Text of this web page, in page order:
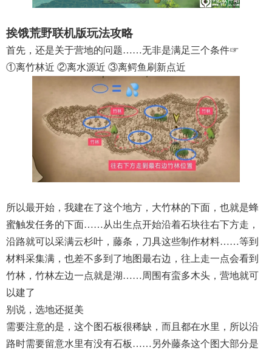
挨饿荒野联机版玩法攻略
首先，还是关于营地的问题……无非是满足三个条件☞
①离竹林近 ②离水源近 ③离鳄鱼刷新点近
所以最开始，我建在了这个地方，大竹林的下面，也就是蜂
蜜触发任务的下面……从出生点开始沿着石块往右下方走，
沿路就可以采满云杉叶，藤条，刀具这些制作材料……等到
材料采集满，也差不多到了地图最右边，往上走一点会看到
竹林，竹林左边一点就是湖……周围有蛮多木头，营地就可
以建了
别说，选地还挺美
需要注意的是，这个图石板很稀缺，而且都在水里，所以沿
路时需要留意水里有没有石板……另外藤条这个图大部分是